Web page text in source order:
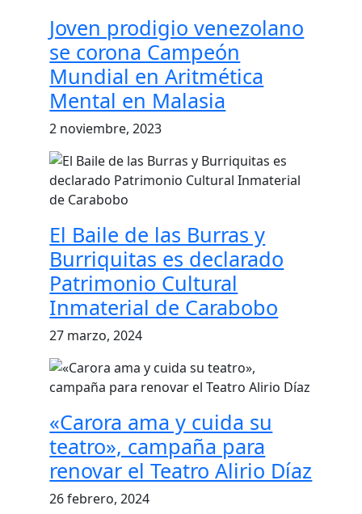
Joven prodigio venezolano
se corona Campeón
Mundial en Aritmética
Mental en Malasia
2 noviembre, 2023
El Baile de las Burras y
Burriquitas es declarado
Patrimonio Cultural
Inmaterial de Carabobo
27 marzo, 2024
«Carora ama y cuida su
teatro», campaña para
renovar el Teatro Alirio Díaz
26 febrero, 2024